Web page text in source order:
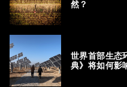
然？
世界首部生态
典》将如何影